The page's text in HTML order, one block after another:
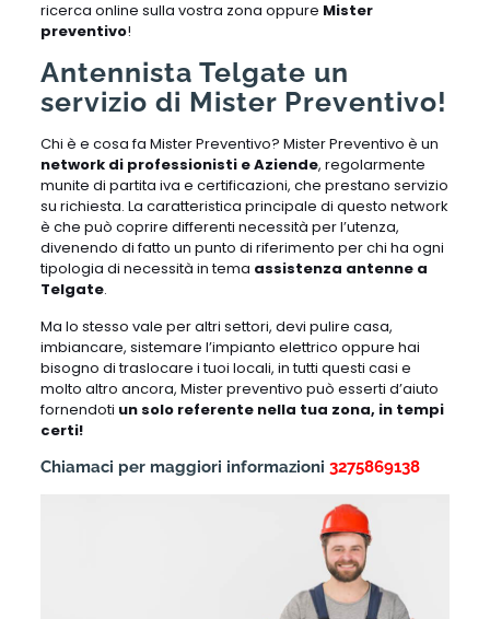
ricerca online sulla vostra zona oppure Mister
preventivo!
Antennista Telgate un
servizio di Mister Preventivo!
Chi è e cosa fa Mister Preventivo? Mister Preventivo è un
network di professionisti e Aziende, regolarmente
munite di partita iva e certificazioni, che prestano servizio
su richiesta. La caratteristica principale di questo network
è che può coprire differenti necessità per l’utenza,
divenendo di fatto un punto di riferimento per chi ha ogni
tipologia di necessità in tema assistenza antenne a
Telgate.
Ma lo stesso vale per altri settori, devi pulire casa,
imbiancare, sistemare l’impianto elettrico oppure hai
bisogno di traslocare i tuoi locali, in tutti questi casi e
molto altro ancora, Mister preventivo può esserti d’aiuto
fornendoti un solo referente nella tua zona, in tempi
certi!
Chiamaci per maggiori informazioni 3275869138